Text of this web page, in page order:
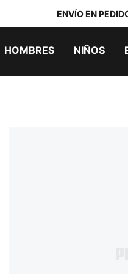
ENVÍO EN
HOMBRES NIÑOS